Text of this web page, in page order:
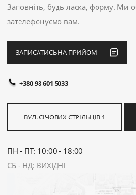
Заповніть, будь ласка, форму. Ми
зателефонуємо вам.
ЗАПИСАТИСЬ НА ПРИЙОМ
+380 98 601 5033
ВУЛ. СІЧОВИХ СТРІЛЬЦІВ 1
ПН - ПТ: 10:00 - 18:00
СБ - НД: ВИХІДНІ